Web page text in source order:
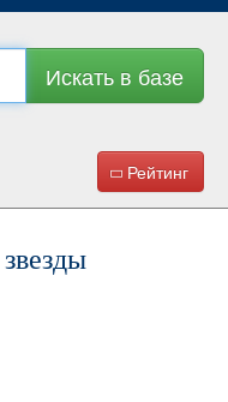
Искать в базе
Рейтинг